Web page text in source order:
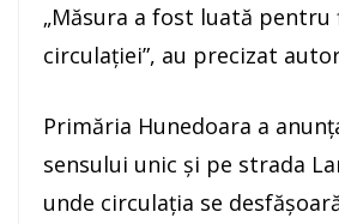
„Măsura a fost luată pentru
circulaţiei”, au precizat
Primăria Hunedoara a
sensului unic și pe strada
unde circulația se